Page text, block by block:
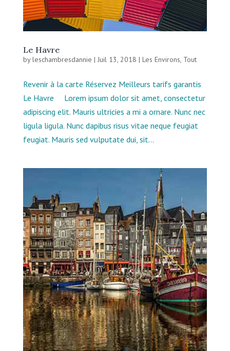
Le Havre
byleschambresdannie | Juil 13, 2018 | Les Environs, Tout
Revenir à la carte Réservez Meilleurs tarifs garantis
Le Havre Lorem ipsum dolor sit amet, consectetur
adipiscing elit. Mauris ultricies a mi a ornare. Nunc nec
ligula ligula. Nunc dapibus risus vitae neque feugiat
feugiat. Mauris sed vulputate dui, sit...